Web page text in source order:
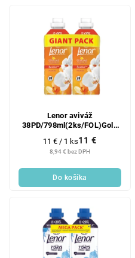
Lenor aviváž
38PD/798ml(2ks/FOL)Gold
Orchid
8,94 € bez DPH
11 €
Jednotková
cena:
11 € / 1 ks
Do košíka